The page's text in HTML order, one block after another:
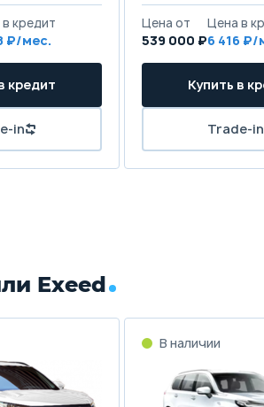
кредит
₽/мес.
кредит
in
Цена от
539 000 ₽
Цена в
6 416 ₽/
Купить в
Trade-in
Exeed
В наличии